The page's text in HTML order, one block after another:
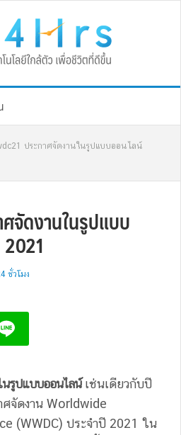
ประกาศจัดงานในรูปแบบออนไลน์
จัดงานในรูปแบบ
ชั่วโมง
นรูปแบบออนไลน์เช่นเดียวกับปี
จัดงาน Worldwide
(WWDC) ประจำปี 2021 ใน